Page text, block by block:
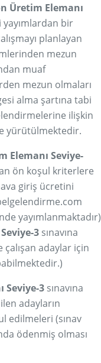
Üretim Elemanı
bir
planlayan
mezun
muaf
mezun olmaları
alma şartına tabi
ilişkin
yürütülmektedir.
Elemanı Seviye-
ön koşul kriterlere
giriş ücretini
yayımlanmaktadır)
3 sınavına
çalışan adaylar için
Seviye-3 sınavına
adayların
edilmeleri (sınav
ödenmiş olması